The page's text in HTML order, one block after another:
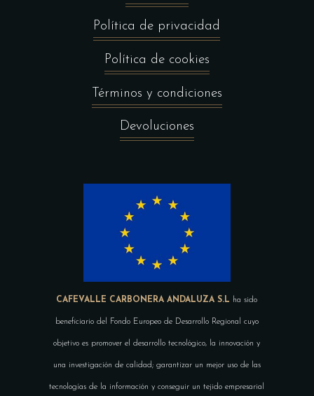
Política de privacidad
Política de cookies
Términos y condiciones
Devoluciones
CAFEVALLE CARBONERA ANDALUZA S.L ha sido
beneficiario del Fondo Europeo de Desarrollo Regional cuyo
objetivo es promover el desarrollo tecnológico, la innovación y
una investigación de calidad; garantizar un mejor uso de las
tecnologías de la información y conseguir un tejido empresarial